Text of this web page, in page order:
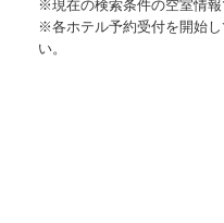
※現在の検索条件の空室情報
※各ホテル予約受付を開始
い。